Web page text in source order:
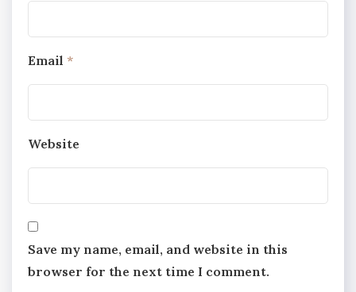
Email *
Website
Save my name, email, and website in this
browser for the next time I comment.